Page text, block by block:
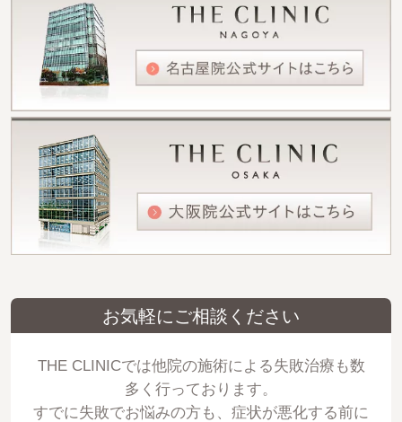
お気軽にご相談ください
THE CLINICでは他院の施術による失敗治療も数
多く行っております。
すでに失敗でお悩みの方も、症状が悪化する前に